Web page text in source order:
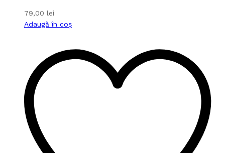
79,00 lei
Adaugă în coș